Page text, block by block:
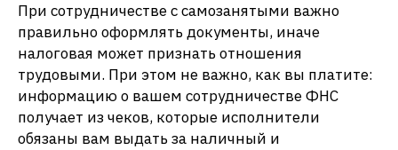
При сотрудничестве с самозанятыми важно
правильно оформлять документы, иначе
налоговая может признать отношения
трудовыми. При этом не важно, как вы платите:
информацию о вашем сотрудничестве ФНС
получает из чеков, которые исполнители
обязаны вам выдать за наличный и